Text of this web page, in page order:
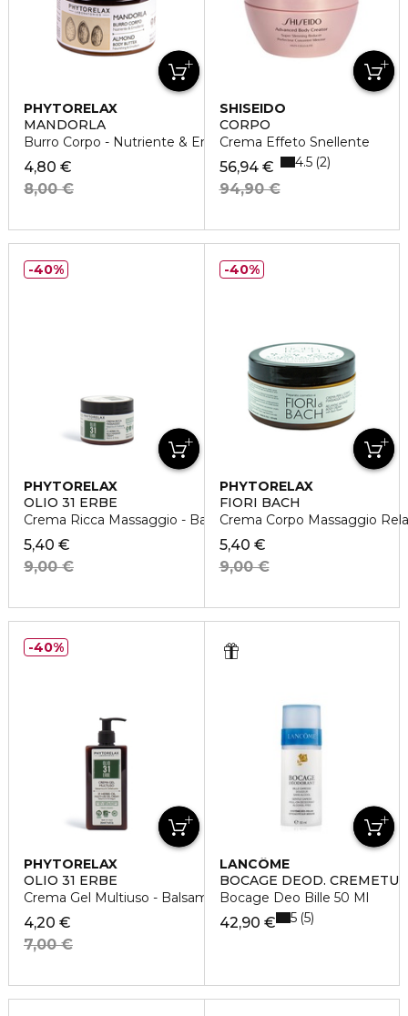
PHYTORELAX
MANDORLA
Burro Corpo - Nutriente & Emolliente
4,80 €
8,00 €
SHISEIDO
CORPO
Crema Effeto Snellente
56,94 €
94,90 €
4.5 2
PHYTORELAX
OLIO 31 ERBE
Crema Ricca Massaggio - Balsamica E Tonificante
5,40 €
9,00 €
40%
PHYTORELAX
FIORI BACH
Crema Corpo Massaggio
5,40 €
9,00 €
40%
PHYTORELAX
OLIO 31 ERBE
Crema Gel Multiuso - Balsamica E Defaticante
4,20 €
7,00 €
40%
LANCÔME
BOCAGE DEOD. CREMETU
Bocage Deo Bille 50 Ml
42,90 € 5 5